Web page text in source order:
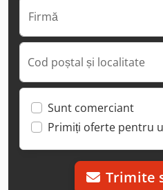
Firmă
Cod poștal și localitate
Sunt comerciant
Primiți oferte pentru
Trimite